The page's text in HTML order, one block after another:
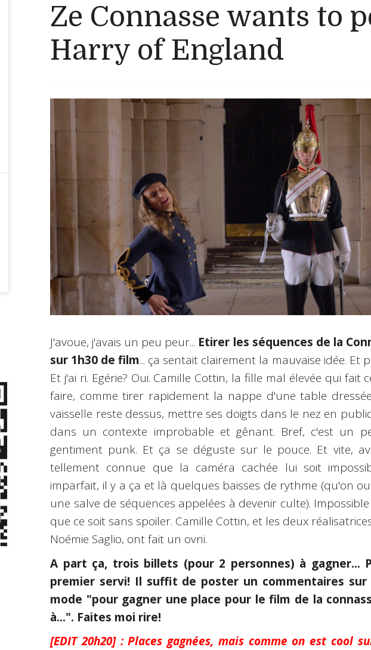
Ze Connasse wants to
Harry of England
J'avoue, j'avais un peu peur... Etirer les séquences de la
sur 1h30 de film... ça sentait clairement la mauvaise idée. Et
Et j'ai ri. Egérie? Oui. Camille Cottin, la fille mal élevée qui fait
faire, comme tirer rapidement la nappe d'une table
vaisselle reste dessus, mettre ses doigts dans le nez en
dans un contexte improbable et gênant. Bref, c'est un
gentiment punk. Et ça se déguste sur le pouce. Et vite,
tellement connue que la caméra cachée lui soit
imparfait, il y a ça et là quelques baisses de rythme (qu'on
une salve de séquences appelées à devenir culte).
que ce soit sans spoiler. Camille Cottin, et les deux
Noémie Saglio, ont fait un ovni.
A part ça, trois billets (pour 2 personnes) à gagner...
premier servi! Il suffit de poster un commentaires sur
mode "pour gagner une place pour le film de la
à...". Faites moi rire!
[EDIT 20h20] : Places gagnées, mais comme on est cool